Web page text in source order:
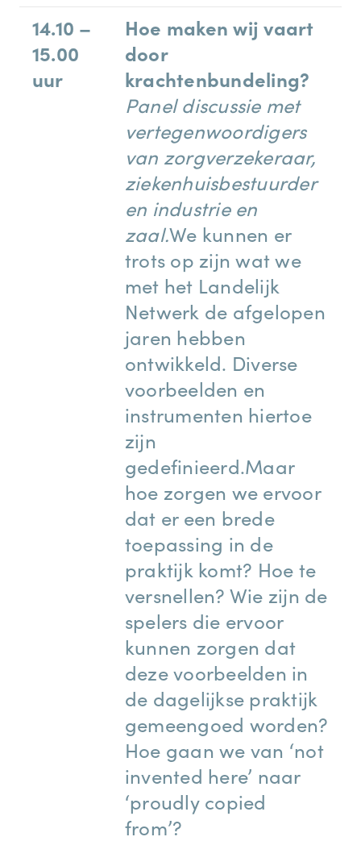
14.10 –
15.00
uur
Hoe maken wij vaart
door
krachtenbundeling?
Panel discussie met
vertegenwoordigers
van zorgverzekeraar,
ziekenhuisbestuurder
en industrie en
zaal.We kunnen er
trots op zijn wat we
met het Landelijk
Netwerk de afgelopen
jaren hebben
ontwikkeld. Diverse
voorbeelden en
instrumenten hiertoe
zijn
gedefinieerd.Maar
hoe zorgen we ervoor
dat er een brede
toepassing in de
praktijk komt? Hoe te
versnellen? Wie zijn de
spelers die ervoor
kunnen zorgen dat
deze voorbeelden in
de dagelijkse praktijk
gemeengoed worden?
Hoe gaan we van ‘not
invented here’ naar
‘proudly copied
from’?